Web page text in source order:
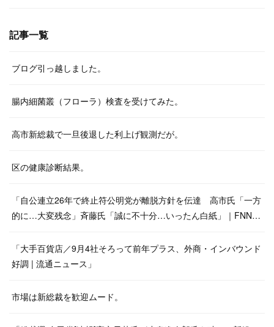
記事一覧
ブログ引っ越しました。
腸内細菌叢（フローラ）検査を受けてみた。
高市新総裁で一旦後退した利上げ観測だが。
区の健康診断結果。
「自公連立26年で終止符公明党が離脱方針を伝達 高市氏「一方
的に…大変残念」斉藤氏「誠に不十分…いったん白紙」｜FNN…
「大手百貨店／9月4社そろって前年プラス、外商・インバウンド
好調 | 流通ニュース」
市場は新総裁を歓迎ムード。